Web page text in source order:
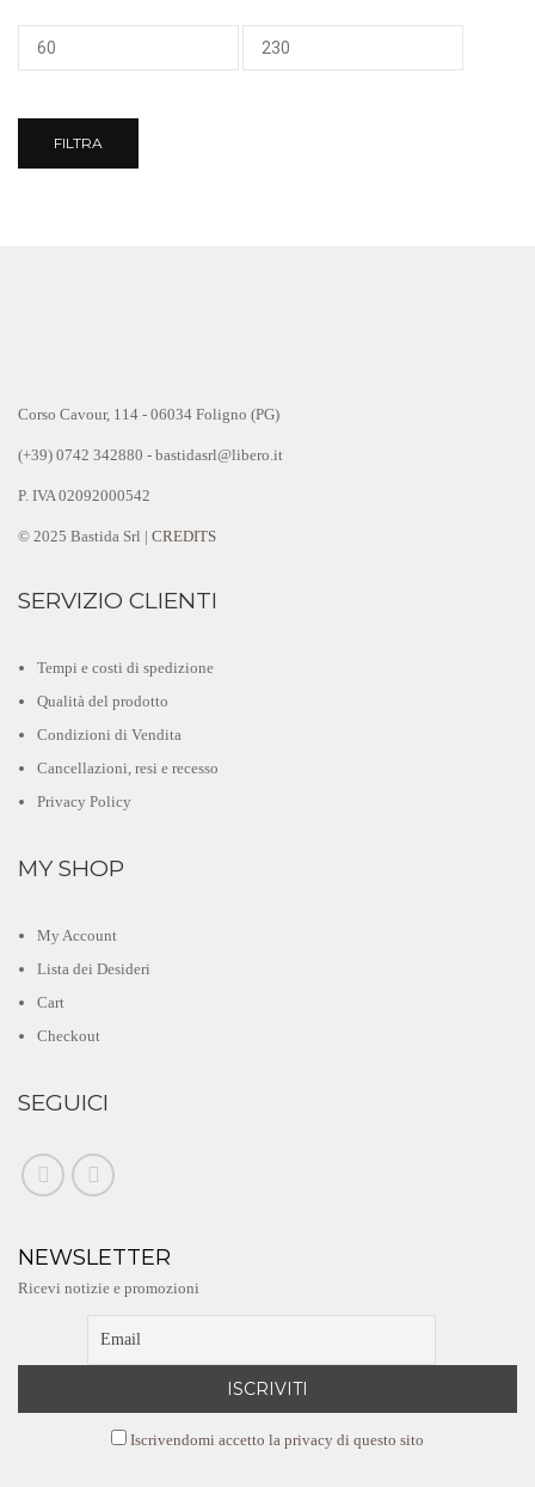
Prezzo
Min
Prezzo
Max
FILTRA
Corso Cavour, 114 - 06034 Foligno (PG)
(+39) 0742 342880 - bastidasrl@libero.it
P. IVA 02092000542
© 2025 Bastida Srl | CREDITS
SERVIZIO CLIENTI
Tempi e costi di spedizione
Qualità del prodotto
Condizioni di Vendita
Cancellazioni, resi e recesso
Privacy Policy
MY SHOP
My Account
Lista dei Desideri
Cart
Checkout
SEGUICI
NEWSLETTER
Ricevi notizie e promozioni
Iscrivendomi accetto la privacy di questo sito